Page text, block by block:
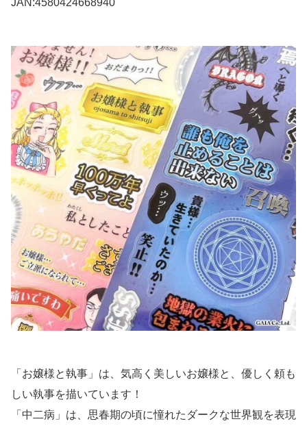
JAN:4580424668940
「お嬢様と執事」は、気高く美しいお嬢様と、優しく頼も
しい執事を描いています！
「中二病」は、思春期の頃に憧れたダークな世界観を表現